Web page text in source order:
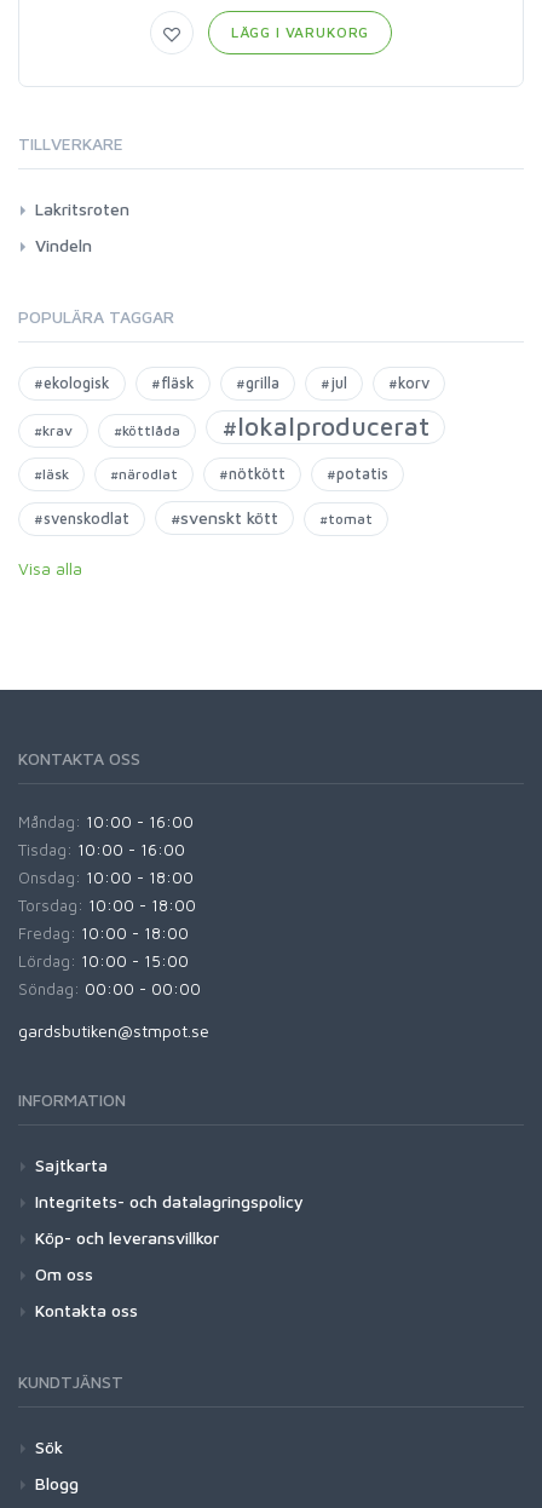
LÄGG I VARUKORG
TILLVERKARE
Lakritsroten
Vindeln
POPULÄRA TAGGAR
#ekologisk #fläsk #grilla #jul #korv
#krav #köttlåda #lokalproducerat
#läsk #närodlat #nötkött #potatis
#svenskodlat #svenskt kött #tomat
Visa alla
KONTAKTA OSS
Måndag: 10:00 - 16:00
Tisdag: 10:00 - 16:00
Onsdag: 10:00 - 18:00
Torsdag: 10:00 - 18:00
Fredag: 10:00 - 18:00
Lördag: 10:00 - 15:00
Söndag: 00:00 - 00:00
gardsbutiken@stmpot.se
INFORMATION
Sajtkarta
Integritets- och datalagringspolicy
Köp- och leveransvillkor
Om oss
Kontakta oss
KUNDTJÄNST
Sök
Blogg